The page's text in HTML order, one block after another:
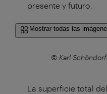
presente y futuro.
Mostrar todas las
© Karl
La superficie total